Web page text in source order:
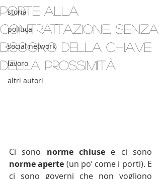
storia
politica
social network
lavoro
altri autori
porte alla
contrattazione, senza
bisogno della chiave
della prossimità
Ci sono norme chiuse
norme aperte (un po’ come i porti). E
ci sono governi che non vogliono